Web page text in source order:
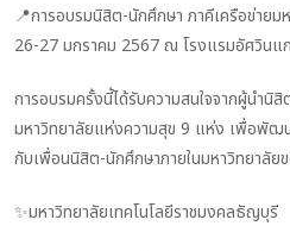
📍การอบรมนิสิต-นักศึกษา ภาคีเครือข่ายม
26-27 มกราคม 2567 ณ โรงแรมอัศวินแ
การอบรมครั้งนี้ได้รับความสนใจจากผู้นำนิ
มหาวิทยาลัยแห่งความสุข 9 แห่ง เพื่อพัฒน
กับเพื่อนนิสิต-นักศึกษาภายในมหาวิทยาลัย
✨มหาวิทยาลัยเทคโนโลยีราชมงคลธัญบุรี